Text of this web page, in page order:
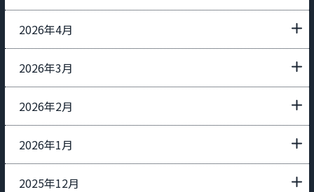
2026年4月
2026年3月
2026年2月
2026年1月
2025年12月